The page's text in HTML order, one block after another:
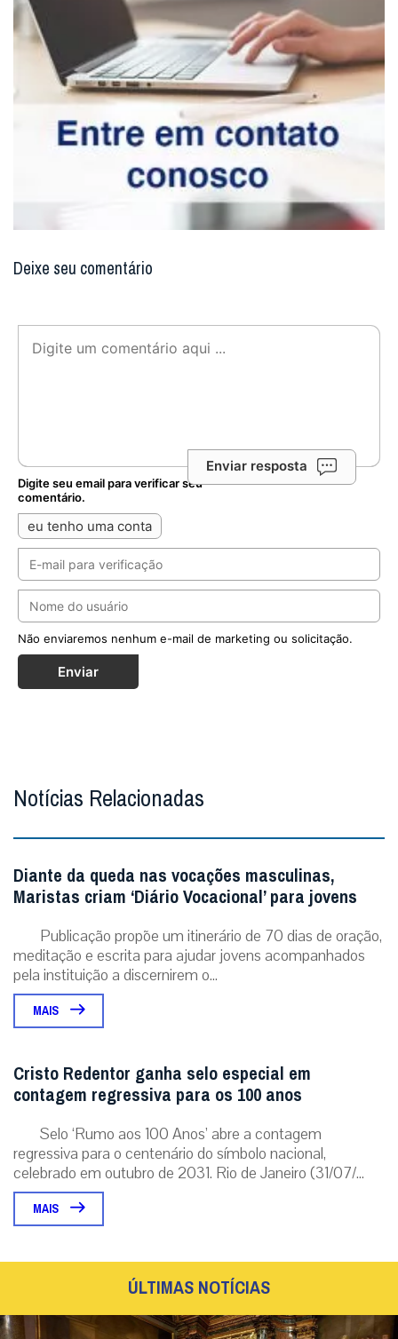
Deixe seu comentário
Enviar resposta
Digite seu email para verificar seu
comentário.
eu tenho uma conta
Não enviaremos nenhum e-mail de marketing ou solicitação.
Enviar
Notícias Relacionadas
Diante da queda nas vocações masculinas,
Maristas criam ‘Diário Vocacional’ para jovens
Publicação propõe um itinerário de 70 dias de oração,
meditação e escrita para ajudar jovens acompanhados
pela instituição a discernirem o...
MAIS
Cristo Redentor ganha selo especial em
contagem regressiva para os 100 anos
Selo ‘Rumo aos 100 Anos’ abre a contagem
regressiva para o centenário do símbolo nacional,
celebrado em outubro de 2031. Rio de Janeiro (31/07/...
MAIS
ÚLTIMAS NOTÍCIAS